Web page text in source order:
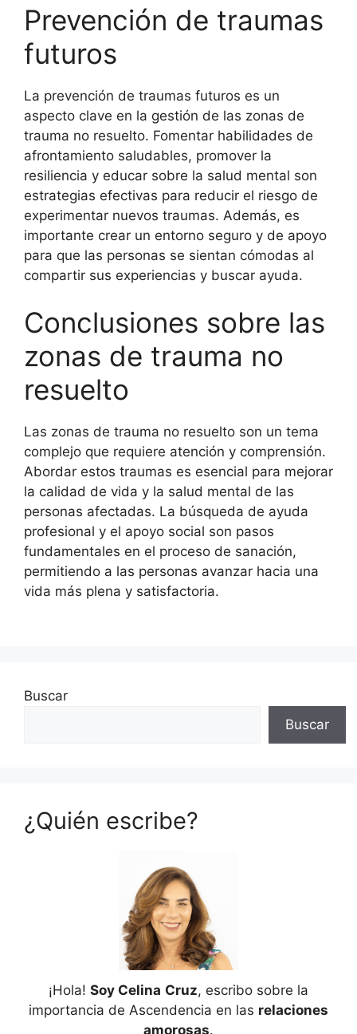
Prevención de traumas
futuros
La prevención de traumas futuros es un
aspecto clave en la gestión de las zonas de
trauma no resuelto. Fomentar habilidades de
afrontamiento saludables, promover la
resiliencia y educar sobre la salud mental son
estrategias efectivas para reducir el riesgo de
experimentar nuevos traumas. Además, es
importante crear un entorno seguro y de apoyo
para que las personas se sientan cómodas al
compartir sus experiencias y buscar ayuda.
Conclusiones sobre las
zonas de trauma no
resuelto
Las zonas de trauma no resuelto son un tema
complejo que requiere atención y comprensión.
Abordar estos traumas es esencial para mejorar
la calidad de vida y la salud mental de las
personas afectadas. La búsqueda de ayuda
profesional y el apoyo social son pasos
fundamentales en el proceso de sanación,
permitiendo a las personas avanzar hacia una
vida más plena y satisfactoria.
Buscar
Buscar
¿Quién escribe?
¡Hola! Soy Celina Cruz, escribo sobre la
importancia de Ascendencia en las relaciones
amorosas.